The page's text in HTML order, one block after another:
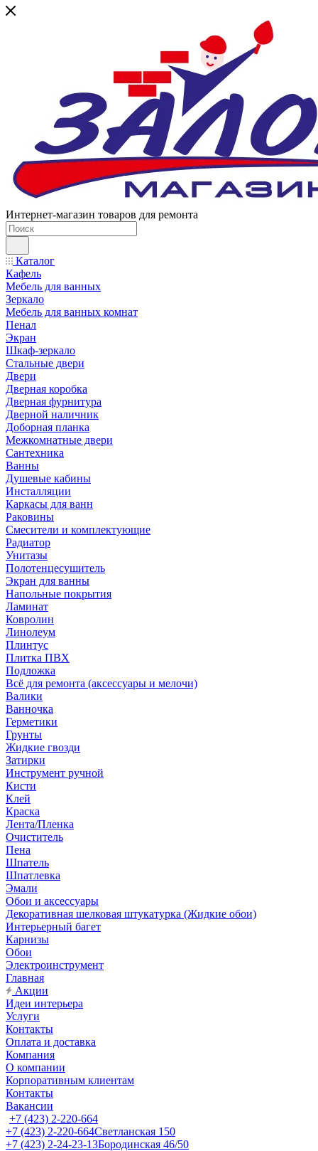
Интернет-магазин товаров для ремонта
Каталог
Кафель
Мебель для ванных
Зеркало
Мебель для ванных комнат
Пенал
Экран
Шкаф-зеркало
Стальные двери
Двери
Дверная коробка
Дверная фурнитура
Дверной наличник
Доборная планка
Межкомнатные двери
Сантехника
Ванны
Душевые кабины
Инсталляции
Каркасы для ванн
Раковины
Смесители и комплектующие
Радиатор
Унитазы
Полотенцесушитель
Экран для ванны
Напольные покрытия
Ламинат
Ковролин
Линолеум
Плинтус
Плитка ПВХ
Подложка
Всё для ремонта (аксессуары и мелочи)
Валики
Ванночка
Герметики
Грунты
Жидкие гвозди
Затирки
Инструмент ручной
Кисти
Клей
Краска
Лента/Пленка
Очиститель
Пена
Шпатель
Шпатлевка
Эмали
Обои и аксессуары
Декоративная шелковая штукатурка (Жидкие обои)
Интерьерный багет
Карнизы
Обои
Электроинструмент
Главная
Акции
Идеи интерьера
Услуги
Контакты
Оплата и доставка
Компания
О компании
Корпоративным клиентам
Контакты
Вакансии
+7 (423) 2-220-664
+7 (423) 2-220-664Светланская 150
+7 (423) 2-24-23-13Бородинская 46/50